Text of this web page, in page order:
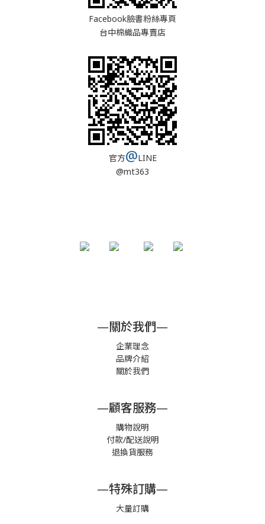
Facebook臉書粉絲專頁
台中棉織品專賣店
官方@LINE
@mt363
—關於我們—
企業理念
品牌介紹
關於我們
—顧客服務—
購物說明
付款/配送說明
退換貨服務
—特殊訂購—
大量訂購